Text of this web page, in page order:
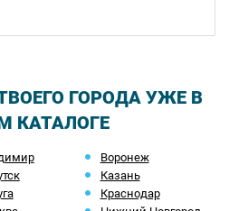
ГОРОДА УЖЕ В
КАТАЛОГЕ
Воронеж
Казань
Краснодар